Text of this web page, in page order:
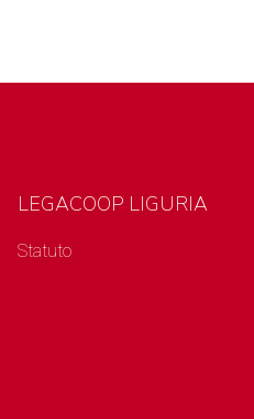
LEGACOOP LIGURIA
Statuto